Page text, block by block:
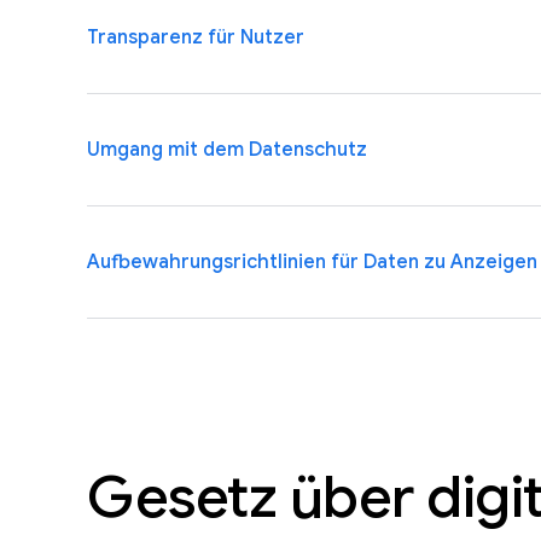
Bei Vorfällen, die Ihre Kundendaten betreffen,
weiterhin in sie investieren. Eventuelle Vorfälle
Verfügung stellen.
Transparenz für Nutzer
Wir stellen transparent dar, wie Daten in unseren
safety.google.comund in unserer
Sicherheitseinstellungen verwalten. In den
Umgang mit dem Datenschutz
Wir verfügen bereits über Prozesse, die
weltweit im Wandel sind, bestens aufgestellt. Das
Aufbewahrungsrichtlinien für Daten zu Anzeigen
Gesetz über